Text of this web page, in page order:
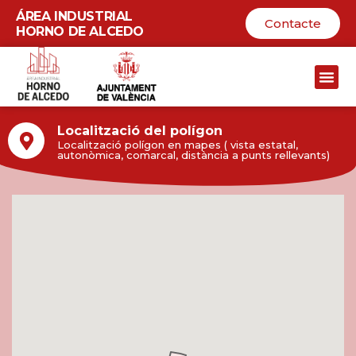
Skip
content
ÁREA INDUSTRIAL
HORNO DE ALCEDO
Contacte
Localització del polígon
Localització polígon en mapes ( vista estatal,
autonòmica, comarcal, distància a punts rellevants)